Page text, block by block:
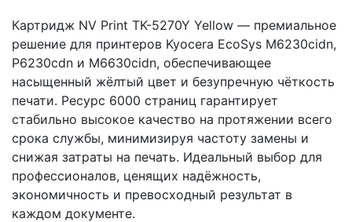
Картридж NV Print TK-5270Y Yellow — премиальное
решение для принтеров Kyocera EcoSys M6230cidn,
P6230cdn и M6630cidn, обеспечивающее
насыщенный жёлтый цвет и безупречную чёткость
печати. Ресурс 6000 страниц гарантирует
стабильно высокое качество на протяжении всего
срока службы, минимизируя частоту замены и
снижая затраты на печать. Идеальный выбор для
профессионалов, ценящих надёжность,
экономичность и превосходный результат в
каждом документе.